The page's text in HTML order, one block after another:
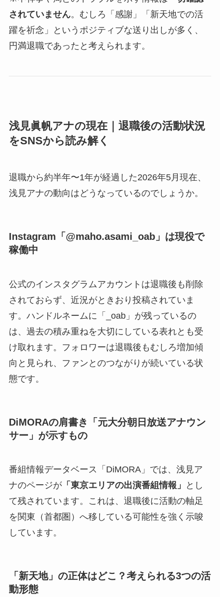
されていません。むしろ「感謝」「新天地での活
躍を祈念」というポジティブな送り出しが多く、
円満退職であったと考えられます。
浅見眞帆アナの現在｜退職後の活動状況
をSNSから読み解く
退職から約半年〜1年が経過した2026年5月現在、
浅見アナの動向はどうなっているのでしょうか。
Instagram「@maho.asami_oab」は現役で
稼働中
公式のインスタグラムアカウントは退職後も削除
されておらず、近況がときおり投稿されていま
す。ハンドルネームに「_oab」が残っているの
は、過去の積み重ねを大切にしている表れとも受
け取れます。フォロワーは退職後もむしろ増加傾
向と見られ、ファンとのつながりが続いている状
態です。
DiMORAの肩書き「元大分朝日放送アナウン
サー」が示すもの
番組情報データベース「DiMORA」では、浅見ア
ナのページが「東京エリアの出演番組情報」
とし
て残されています。これは、退職後に活動の軸足
を関東（首都圏）へ移している可能性を強く示唆
しています。
「新天地」の正体はどこ？考えられる3つの活
動形態